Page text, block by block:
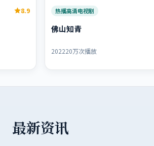
8.9 热播高清电视剧
佛山知青
202220万次播放
最新资讯